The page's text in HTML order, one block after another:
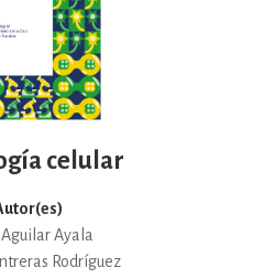
celular
Aguilar Ayala
Rodríguez